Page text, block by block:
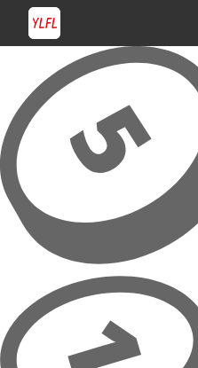
Overslaan naar hoofdinhoud